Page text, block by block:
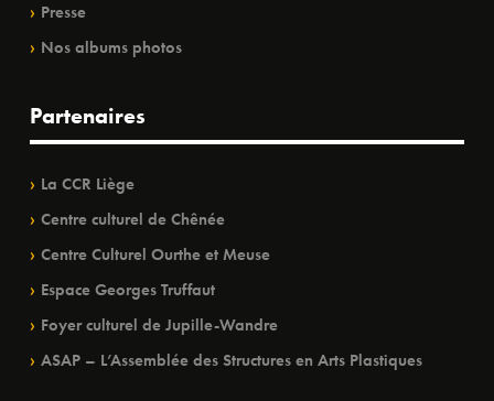
Presse
Nos albums photos
Partenaires
La CCR Liège
Centre culturel de Chênée
Centre Culturel Ourthe et Meuse
Espace Georges Truffaut
Foyer culturel de Jupille-Wandre
ASAP – L’Assemblée des Structures en Arts Plastiques